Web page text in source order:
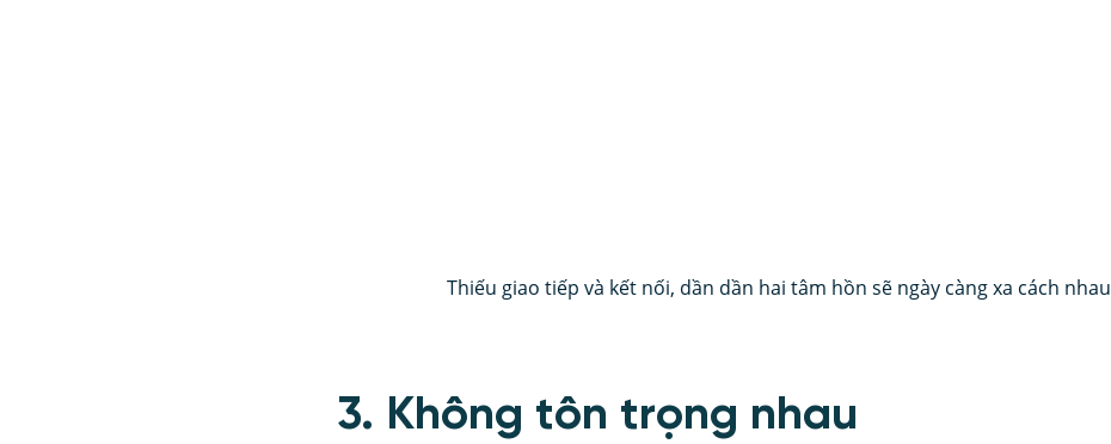
Thiếu giao tiếp và kết nối, dần dần hai tâm hồn sẽ ngày càng xa cách nhau
3. Không tôn trọng nhau